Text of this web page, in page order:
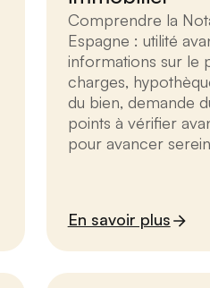
Comprendre la
Espagne : utilité
informations sur le
charges,
du bien, demande
points à vérifier
pour avancer
En savoir plus